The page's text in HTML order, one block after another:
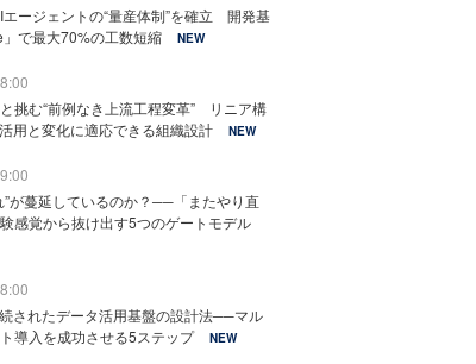
エージェントの“量産体制”を確立 開発基
で最大70%の工数短縮
NEW
挑む“前例なき上流工程変革” リニア構
用と変化に適応できる組織設計
NEW
”が蔓延しているのか？──「またやり直
感覚から抜け出す5つのゲートモデル
されたデータ活用基盤の設計法──マル
導入を成功させる5ステップ
NEW